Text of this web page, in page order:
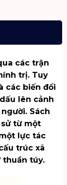
các trận
trị. Tuy
các biến đổi
lên cảnh
Sách
từ một
lực tác
trúc xã
thuần túy.